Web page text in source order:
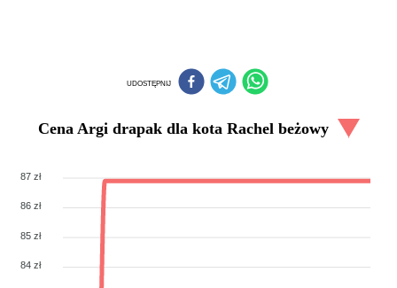
UDOSTĘPNIJ
Cena Argi drapak dla kota Rachel beżowy
87 zł
86 zł
85 zł
84 zł